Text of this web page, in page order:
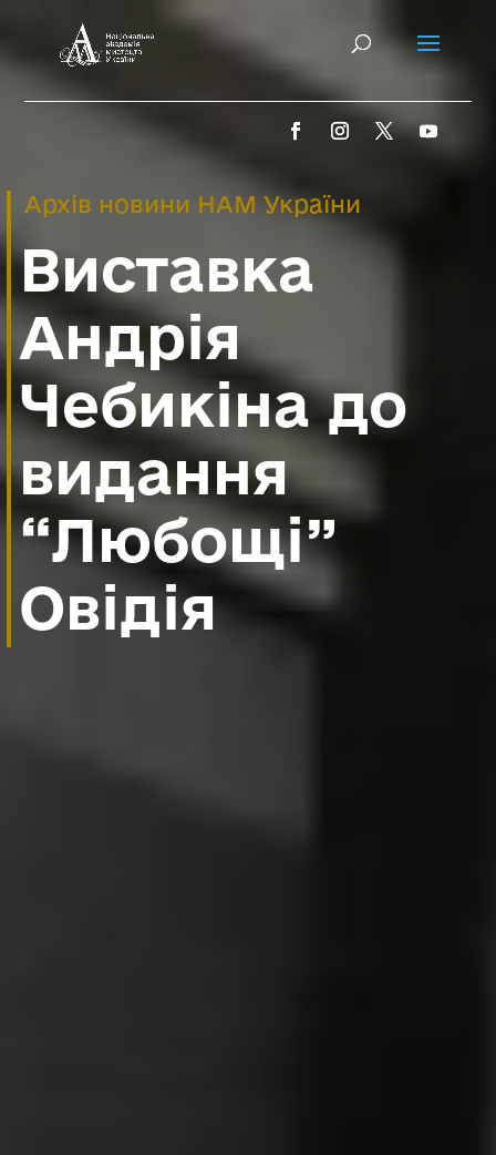
Архів новини НАМ України
Виставка
Андрія
Чебикіна до
видання
“Любощі”
Овідія